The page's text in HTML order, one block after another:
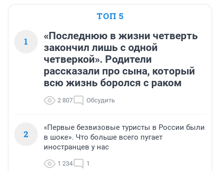
ТОП 5
1
«Последнюю в жизни четверть
закончил лишь с одной
четверкой». Родители
рассказали про сына, который
всю жизнь боролся с раком
2 807 Обсудить
2
«Первые безвизовые туристы в России были
в шоке». Что больше всего пугает
иностранцев у нас
1 234 1